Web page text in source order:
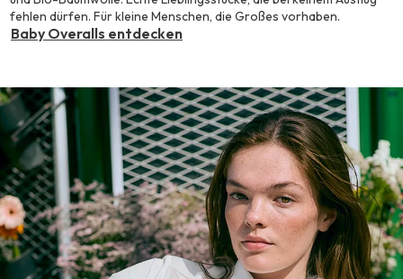
fehlen dürfen. Für kleine Menschen, die Großes vorhaben.
Baby Overalls entdecken